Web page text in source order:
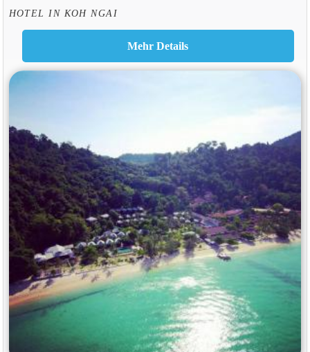
HOTEL IN KOH NGAI